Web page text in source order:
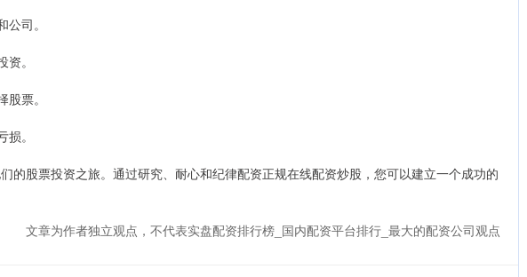
司。
。
票。
。
的股票投资之旅。通过研究、耐心和纪律配资正规在线配资炒股，您可以建立一个成功的
文章为作者独立观点，不代表实盘配资排行榜_国内配资平台排行_最大的配资公司观点